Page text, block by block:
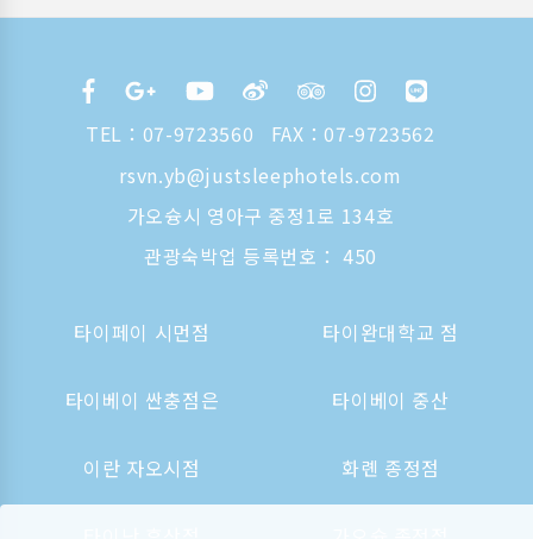
TEL： 07-9723560
FAX：07-9723562
rsvn.yb@justsleephotels.com
가오슝시 영아구 중정1로 134호
관광숙박업 등록번호： 450
타이페이 시먼점 타이완대학교 점
타이베이 싼충점은 타이베이 중산
이란 자오시점 화롄 종정점